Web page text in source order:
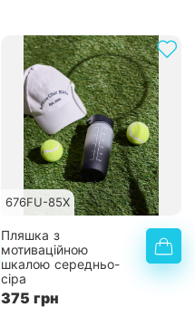
676FU-85X
Пляшка з
мотиваційною
шкалою середньо-
сіра
375 грн